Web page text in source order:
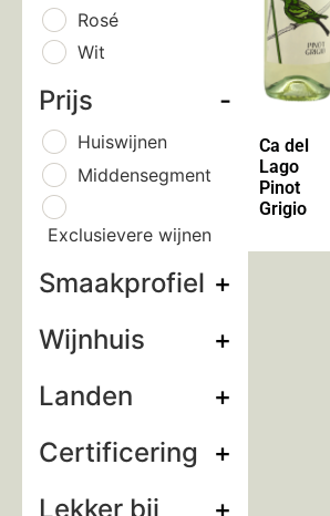
Rosé
Wit
Prijs -
Huiswijnen
Middensegment
Exclusievere wijnen
Smaakprofiel +
Wijnhuis
+
Landen
+
Certificering
+
Lekker bij
+
Ca del
Lago
Pinot
Grigio